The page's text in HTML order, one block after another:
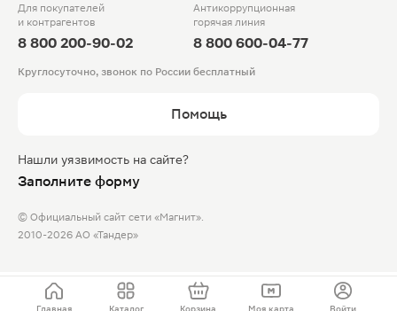
Для покупателей
и контрагентов
8 800 200-90-02
Антикоррупционная
горячая линия
8 800 600-04-77
Круглосуточно, звонок по России бесплатный
Помощь
Нашли уязвимость на сайте?
Заполните форму
© Официальный сайт сети «Магнит».
2010-2026 АО «Тандер»
Главная Каталог Корзина Моя карта Войти